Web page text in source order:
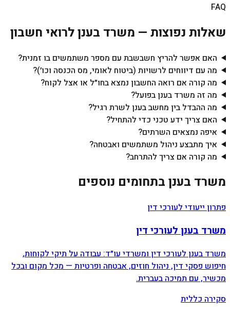
FAQ
שאלות נפוצות — משרד בענן לרואי חשבון
האם אפשר להריץ חשבשבת עם מספר משתמשים בו זמנית?
מה עם דיווחים לרשויות (ביטוח לאומי, מס הכנסה וכו׳)?
מה קורה אם רואה החשבון נמצא בחו״ל או אצל לקוח?
מה זה משרד בענן בפועל?
מה ההבדל בין מחשב בענן לשרת רגיל?
האם צריך ידע טכני כדי להתחיל?
איפה נמצאים השרתים?
איך מתבצע ניהול משתמשים ואבטחה?
מה קורה אם צריך להתרחב?
משרד בענן בתחומים נוספים
פתרון ייעודי לעורכי דין
משרד בענן לעורכי דין
משרד בענן לעורכי דין ומשרדי עו״ד: עבודה על תיקי לקוחות,
חיפוש פסקי דין, ניהול חוזים, אבטחה ופרטיות — מכל מקום ובכל
מכשיר, עם תמיכה בעברית.
סקירה כללית